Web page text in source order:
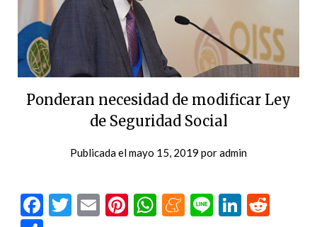
Ponderan necesidad de modificar Ley
de Seguridad Social
Publicada elmayo 15, 2019 poradmin
Facebook
Twitter
EmailPinterest
WhatsApp
Meneame
Line